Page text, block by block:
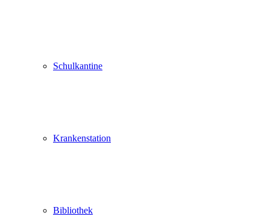
Schulkantine
Krankenstation
Bibliothek